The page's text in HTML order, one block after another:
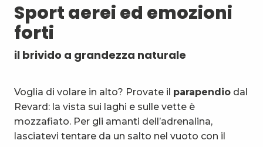
Sport aerei ed emozioni
forti
il brivido a grandezza naturale
Voglia di volare in alto? Provate il parapendio dal
Revard: la vista sui laghi e sulle vette è
mozzafiato. Per gli amanti dell’adrenalina,
lasciatevi tentare da un salto nel vuoto con il